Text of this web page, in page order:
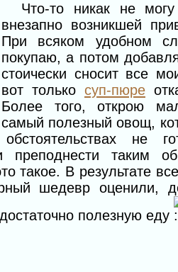
Что-то никак не могу
внезапно возникшей
При всяком удобном
покупаю, а потом
стоически сносит все
вот только суп-пюре
Более того, открою
самый полезный овощ,
не
преподнести таким
такое. В результате
шедевр оценили,
полезную еду